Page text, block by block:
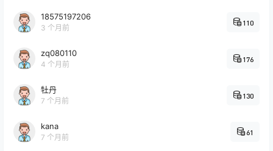
18575197206
3 个月前
110
zq080110
4 个月前
176
牡丹
7 个月前
130
kana
7 个月前
61